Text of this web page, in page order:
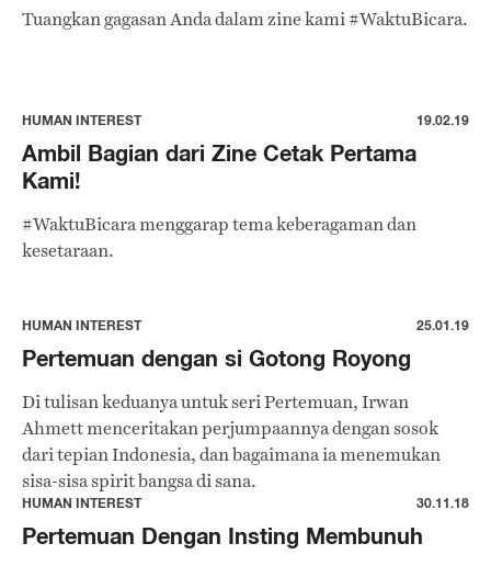
Tuangkan gagasan Anda dalam zine kami #WaktuBicara.
HUMAN INTEREST 19.02.19
Ambil Bagian dari Zine Cetak Pertama
Kami!
#WaktuBicara menggarap tema keberagaman dan
kesetaraan.
HUMAN INTEREST 25.01.19
Pertemuan dengan si Gotong Royong
Di tulisan keduanya untuk seri Pertemuan, Irwan
Ahmett menceritakan perjumpaannya dengan sosok
dari tepian Indonesia, dan bagaimana ia menemukan
sisa-sisa spirit bangsa di sana.
HUMAN INTEREST 30.11.18
Pertemuan Dengan Insting Membunuh